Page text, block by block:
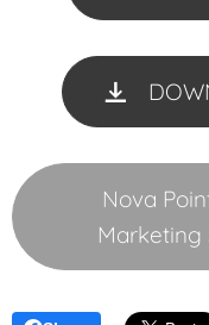
Nova
Marketing